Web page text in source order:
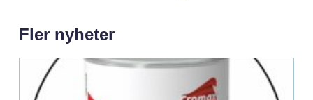
Fler nyheter